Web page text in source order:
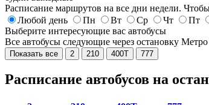
Расписание маршрутов на все дни недели.
Любой день
Пн Вт Ср Чт Пт
Выберите интересующие вас автобусы
Все автобусы следующие через остановку
Показать все
2 210 400Т 777
Расписание автобусов на